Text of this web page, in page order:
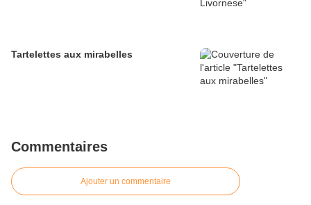
Tartelettes aux mirabelles
Commentaires
Ajouter un commentaire